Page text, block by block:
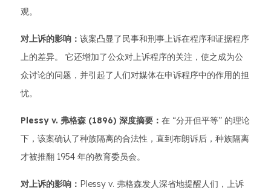
观。
对上诉的影响： 该案凸显了民事和刑事上诉在程序和证据程序
上的差异。 它还增加了公众对上诉程序的关注，使之成为公
众讨论的问题，并引起了人们对媒体在申诉程序中的作用的担
忧。
Plessy v. 弗格森 (1896) 深度摘要： 在 “分开但平等” 的理论
下，该案确认了种族隔离的合法性，直到布朗诉后，种族隔离
才被推翻 1954 年的教育委员会。
对上诉的影响： Plessy v. 弗格森发人深省地提醒人们，上诉